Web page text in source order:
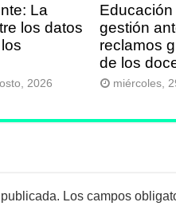
La
los datos
2026
gestión
reclamos
de los
miércoles,
Los campos